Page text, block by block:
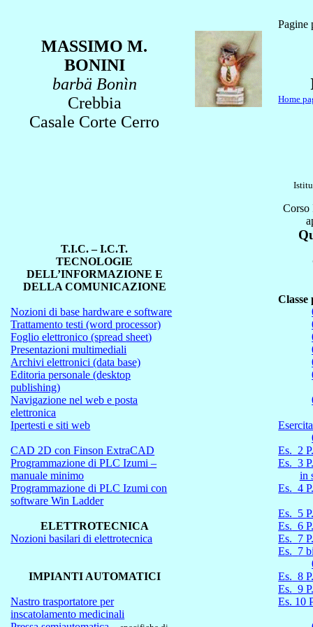
Pagine
MASSIMO M.
BONINI
barbä Bonìn
Crebbia
Casale Corte Cerro
Home
Corso
T.I.C. – I.C.T.
TECNOLOGIE
DELL’INFORMAZIONE E
DELLA COMUNICAZIONE
Classe
Nozioni di base hardware e software
Trattamento testi (word processor)
Foglio elettronico (spreadsheet)
Presentazioni multimediali
Archivi elettronici (data base)
Editoria personale (desktop
publishing)
Navigazione nel web e posta
elettronica
Ipertesti e siti web
CAD 2D conFinson ExtraCAD Es. 2
Programmazione di PLC Izumi –
manuale minimo
Es. 3
in
Programmazione di PLC Izumi con
softwareWin Ladder
Es. 4
Es. 5
ELETTROTECNICA
Es. 6
Nozioni basilari di elettrotecnica
Es. 7
Es. 7
IMPIANTI AUTOMATICI
Es. 8
Es. 9
Nastro trasportatore per
inscatolamento medicinali
Es. 10